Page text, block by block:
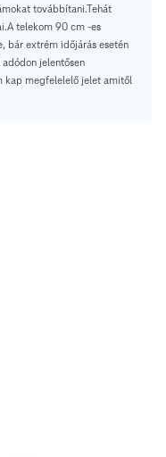
továbbítani.Tehát
telekom 90 cm -es
bár extrém időjárás esetén
jelentősen
kap megfelelelő jelet amitől